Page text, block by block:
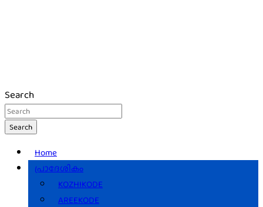
Search
Search
Home
പ്രാദേശികം
KOZHIKODE
AREEKODE